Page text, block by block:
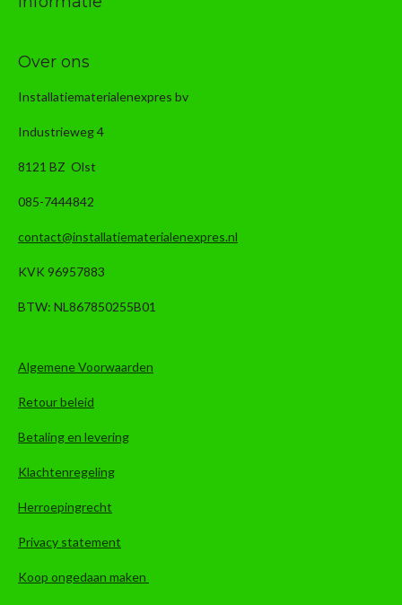
Over ons
Installatiematerialenexpres bv
Industrieweg 4
8121 BZ Olst
085-7444842
contact@installatiematerialenexpres.nl
KVK 96957883
BTW: NL867850255B01
Algemene Voorwaarden
Retour beleid
Betaling en levering
Klachtenregeling
Herroepingrecht
Privacy statement
Koop ongedaan maken